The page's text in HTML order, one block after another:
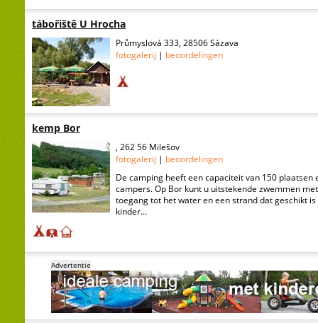
tábořiště U Hrocha
Průmyslová 333, 28506 Sázava
fotogalerij | beoordelingen
kemp Bor
, 262 56 Milešov
fotogalerij | beoordelingen
De camping heeft een capaciteit van 150 plaatsen
campers. Op Bor kunt u uitstekende zwemmen
toegang tot het water en een strand dat geschikt
kinder...
Advertentie